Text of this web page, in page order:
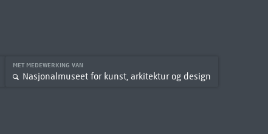
MET MEDEWERKING VAN
Nasjonalmuseet for kunst, arkitektur og design